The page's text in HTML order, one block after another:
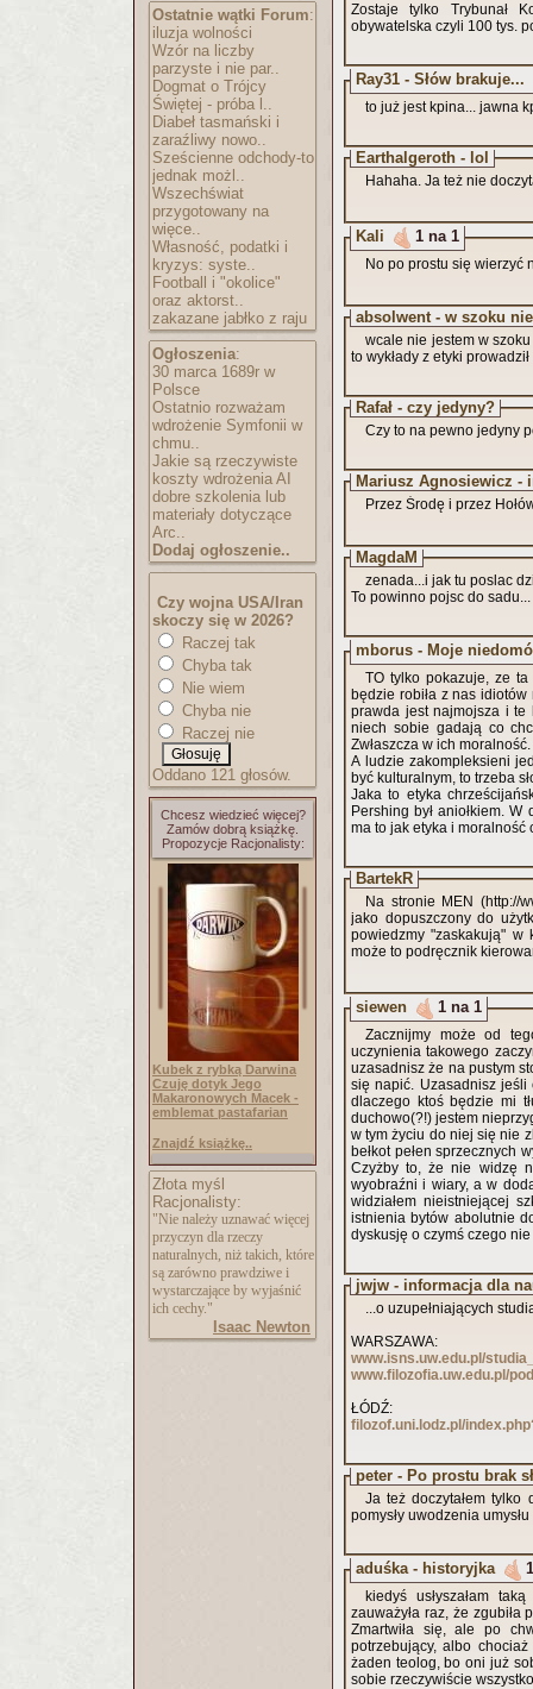
Ostatnie wątki Forum:
iluzja wolności
Wzór na liczby
parzyste i nie par..
Dogmat o Trójcy
Świętej - próba l..
Diabeł tasmański i
zaraźliwy nowo..
Sześcienne odchody-to
jednak możl..
Wszechświat
przygotowany na
więce..
Własność, podatki i
kryzys: syste..
Football i "okolice"
oraz aktorst..
zakazane jabłko z raju
Ogłoszenia:
30 marca 1689r w
Polsce
Ostatnio rozważam
wdrożenie Symfonii w
chmu..
Jakie są rzeczywiste
koszty wdrożenia AI
dobre szkolenia lub
materiały dotyczące
Arc..
Dodaj ogłoszenie..
Czy wojna USA/Iran
skoczy się w 2026?
Raczej tak
Chyba tak
Nie wiem
Chyba nie
Raczej nie
Oddano 121 głosów.
Chcesz wiedzieć więcej?
Zamów dobrą książkę.
Propozycje Racjonalisty:
Kubek z rybką Darwina
Czuję dotyk Jego
Makaronowych Macek -
emblemat pastafarian
Znajdź książkę..
Złota myśl
Racjonalisty:
"Nie należy uznawać więcej
przyczyn dla rzeczy
naturalnych, niż takich, które
są zarówno prawdziwe i
wystarczające by wyjaśnić
ich cechy."
Isaac Newton
Zostaje tylko Trybunał
obywatelska czyli 100 tys.
Ray31 - Słów brakuje...
to już jest kpina... jawna
Earthalgeroth - lol
Hahaha. Ja też nie
Kali 1 na 1
No po prostu się wierzyć
absolwent - w szoku
wcale nie jestem w
to wykłady z etyki
Rafał - czy jedyny?
Czy to na pewno jedyny
Mariusz Agnosiewicz -
Przez Środę i przez
MagdaM
zenada...i jak tu poslac
To powinno pojsc do sadu...
mborus - Moje
TO tylko pokazuje, ze
będzie robiła z nas
prawda jest najmojsza i te
niech sobie gadają co
Zwłaszcza w ich
A ludzie zakompleksieni
być kulturalnym, to trzeba
Jaka to etyka
Pershing był aniołkiem.
ma to jak etyka i moralność
BartekR
Na stronie MEN (http://
jako dopuszczony do
powiedzmy "zaskakują"
może to podręcznik
siewen 1 na 1
Zacznijmy może od
uczynienia takowego
uzasadnisz że na pustym
się napić. Uzasadnisz
dlaczego ktoś będzie mi
duchowo(?!) jestem
w tym życiu do niej się nie
bełkot pełen sprzecznych
Czyżby to, że nie widzę
wyobraźni i wiary, a w
widziałem nieistniejącej
istnienia bytów abolutnie
dyskusję o czymś czego
jwjw - informacja dla
...o uzupełniających
WARSZAWA:
www.isns.uw.edu.pl/
www.filozofia.uw.edu.pl/
ŁÓDŹ:
filozof.uni.lodz.pl/
peter - Po prostu brak
Ja też doczytałem tylko
pomysły uwodzenia
aduśka - historyjka
kiedyś usłyszałam
zauważyła raz, że zgubiła
Zmartwiła się, ale po
potrzebujący, albo
żaden teolog, bo oni już
sobie rzeczywiście